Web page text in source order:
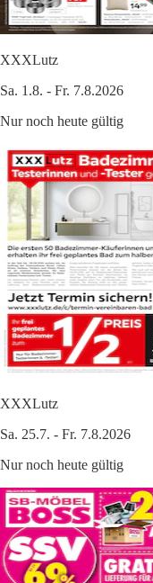
XXXLutz
Sa. 1.8. - Fr. 7.8.2026
Nur noch heute gültig
XXXLutz
Sa. 25.7. - Fr. 7.8.2026
Nur noch heute gültig